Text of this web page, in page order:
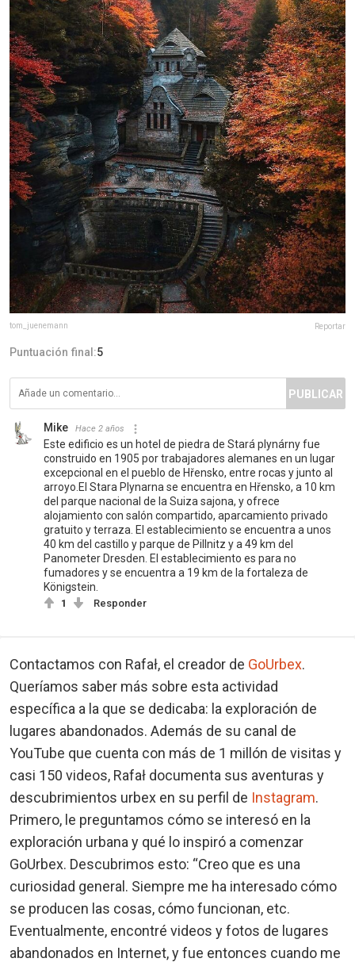
tom_juenemann Reportar
Puntuación final:5
PUBLICAR
Mike Hace 2 años
Este edificio es un hotel de piedra de Stará plynárny fue
construido en 1905 por trabajadores alemanes en un lugar
excepcional en el pueblo de Hřensko, entre rocas y junto al
arroyo.El Stara Plynarna se encuentra en Hřensko, a 10 km
del parque nacional de la Suiza sajona, y ofrece
alojamiento con salón compartido, aparcamiento privado
gratuito y terraza. El establecimiento se encuentra a unos
40 km del castillo y parque de Pillnitz y a 49 km del
Panometer Dresden. El establecimiento es para no
fumadores y se encuentra a 19 km de la fortaleza de
Königstein.
1 Responder
Contactamos con Rafał, el creador de GoUrbex.
Queríamos saber más sobre esta actividad
específica a la que se dedicaba: la exploración de
lugares abandonados. Además de su canal de
YouTube que cuenta con más de 1 millón de visitas y
casi 150 videos, Rafał documenta sus aventuras y
descubrimientos urbex en su perfil de Instagram.
Primero, le preguntamos cómo se interesó en la
exploración urbana y qué lo inspiró a comenzar
GoUrbex. Descubrimos esto: “Creo que es una
curiosidad general. Siempre me ha interesado cómo
se producen las cosas, cómo funcionan, etc.
Eventualmente, encontré videos y fotos de lugares
abandonados en Internet, y fue entonces cuando me